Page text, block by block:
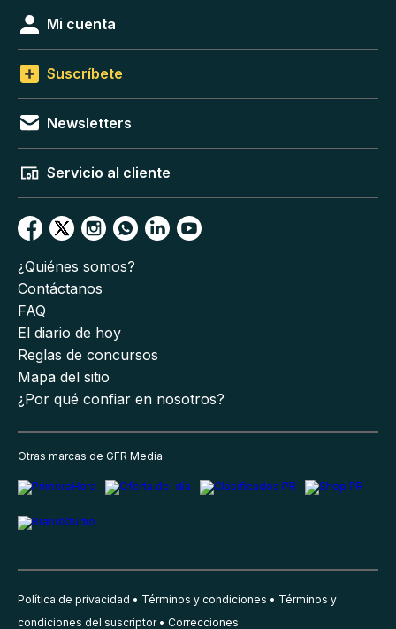
Mi cuenta
Suscríbete
Newsletters
Servicio al cliente
¿Quiénes somos?
Contáctanos
FAQ
El diario de hoy
Reglas de concursos
Mapa del sitio
¿Por qué confiar en nosotros?
Otras marcas de GFR Media
Política de privacidad Términos y condiciones
Términos y
condiciones del suscriptor
Correcciones